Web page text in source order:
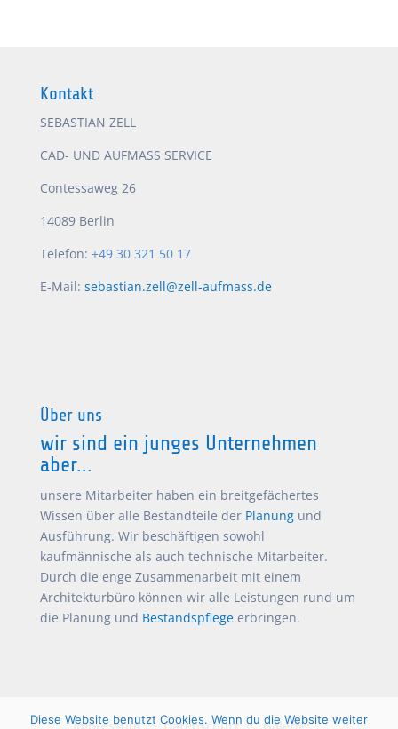
Kontakt
SEBASTIAN ZELL
CAD- UND AUFMASS SERVICE
Contessaweg 26
14089 Berlin
Telefon: +49 30 321 50 17
E-Mail: sebastian.zell@zell-aufmass.de
Über uns
wir sind ein junges Unternehmen
aber...
unsere Mitarbeiter haben ein breitgefächertes
Wissen über alle Bestandteile der Planungund
Ausführung. Wir beschäftigen sowohl
kaufmännische als auch technische Mitarbeiter.
Durch die enge Zusammenarbeit mit einem
Architekturbüro können wir alle Leistungen rund um
die Planung und Bestandspflegeerbringen.
Diese Website benutzt Cookies. Wenn du die Website weiter